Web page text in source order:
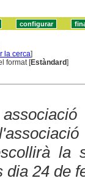
la cerca]
format [Estàndard]
la
dia 24 de